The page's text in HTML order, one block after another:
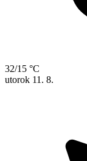
32/15 °C
utorok 11. 8.